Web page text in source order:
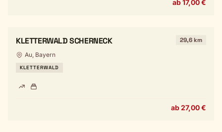
ab 17,00 €
KLETTERWALD SCHERNECK 29,6 km
Au, Bayern
KLETTERWALD
ab 27,00 €